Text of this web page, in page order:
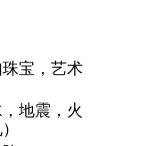
宝，艺术
地震，火